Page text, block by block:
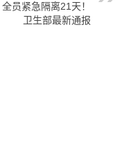
员紧急隔离21天！
卫生部最新通报